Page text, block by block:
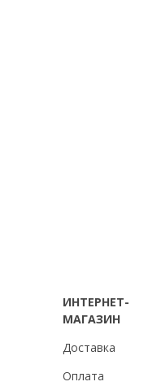
ИНТЕРНЕТ-
МАГАЗИН
Доставка
Оплата